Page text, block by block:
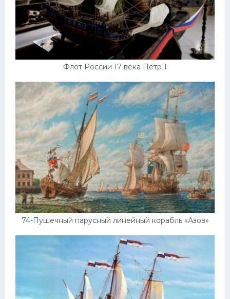
Флот России 17 века Петр 1
74-Пушечный парусный линейный корабль «Азов»